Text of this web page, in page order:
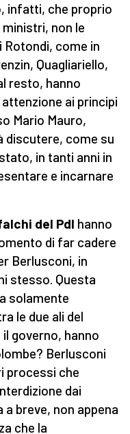
infatti, che proprio
non le
Rotondi, come in
Quagliariello,
resto, hanno
ai principi
Mario Mauro,
discutere, come su
in tanti anni in
e incarnare
del Pdl hanno
di far cadere
Berlusconi, in
stesso. Questa
solamente
le due ali del
governo, hanno
Berlusconi
processi che
dai
breve, non appena
che la